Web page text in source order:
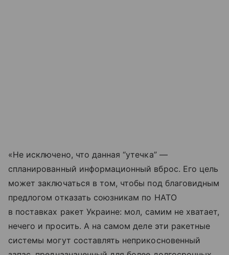
«Не исключено, что данная “утечка” —
спланированный информационный вброс. Его цель
может заключаться в том, чтобы под благовидным
предлогом отказать союзникам по НАТО
в поставках ракет Украине: мол, самим не хватает,
нечего и просить. А на самом деле эти ракетные
системы могут составлять неприкосновенный